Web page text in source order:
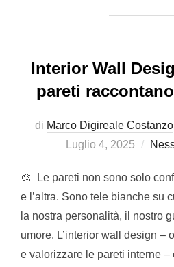
Interior Wall
pareti
di Marco Digireale Costanzo
Luglio 4, 2025
🎨 Le pareti non sono solo
e l’altra. Sono tele bianche su
la nostra personalità, il nostro
umore. L’interior wall design –
e valorizzare le pareti interne –